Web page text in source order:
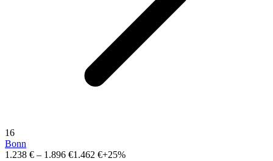
16
Bonn
1.238 € – 1.896 €1.462 €+25%